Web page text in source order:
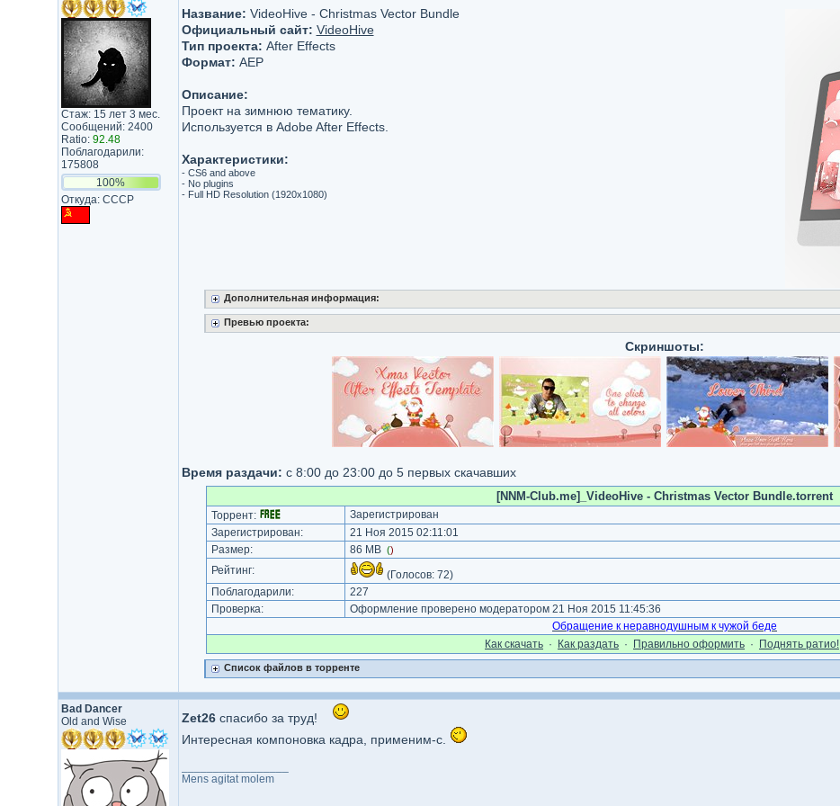
Стаж: 15 лет 3 мес.
Сообщений: 2400
Ratio: 92.48
Поблагодарили:
175808
100%
Откуда: СССР
Название: VideoHive - Christmas Vector Bundle
Официальный сайт: VideoHive
Тип проекта: After Effects
Формат: AEP
Описание:
Проект на зимнюю тематику.
Используется в Adobe After Effects.
Характеристики:
- CS6 and above
- No plugins
- Full HD Resolution (1920х1080)
Дополнительная информация:
Превью проекта:
Скриншоты:
Время раздачи: с 8:00 до 23:00 до 5 первых скачавших
[NNM-Club.me]_VideoHive - Christmas Vector Bundle.torrent
Торрент:
Зарегистрирован
Зарегистрирован:
21 Ноя 2015 02:11:01
Размер:
86 MB ()
Рейтинг: (Голосов: 72)
Поблагодарили:
227
Проверка:
Оформление проверено модератором 21 Ноя 2015 11:45:36
Обращение к неравнодушным к чужой беде
Как cкачать · Как раздать · Правильно оформить · Поднять ратио!
Список файлов в торренте
Bad Dancer
Old and Wise
Zet26спасибо за труд!
Интересная компоновка кадра, применим-с.
Mens agitat molem